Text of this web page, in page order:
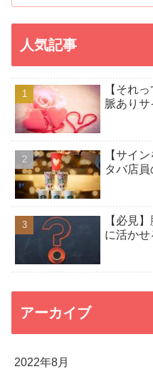
人気記事
【それ
脈あり
【サイ
タバ店
【必見
に活かせ
アーカイブ
2022年8月